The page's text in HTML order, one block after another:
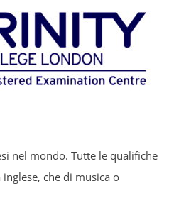
nel mondo. Tutte le qualifiche
che di musica o